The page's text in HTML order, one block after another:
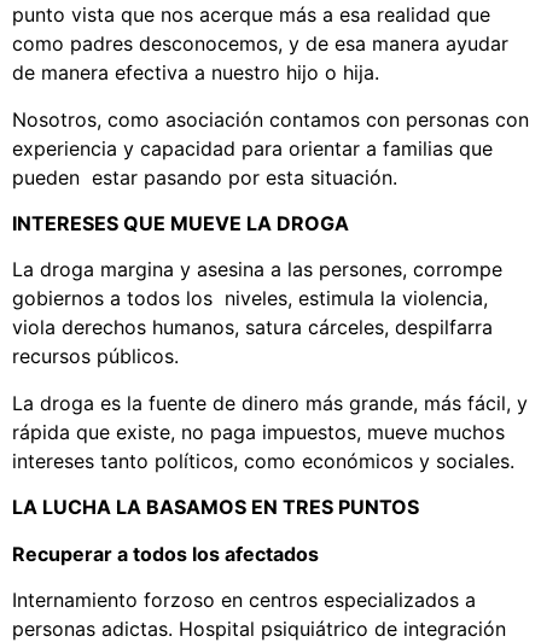
punto vista que nos acerque más a esa realidad que
como padres desconocemos, y de esa manera ayudar
de manera efectiva a nuestro hijo o hija.
Nosotros, como asociación contamos con personas con
experiencia y capacidad para orientar a familias que
pueden estar pasando por esta situación.
INTERESES QUE MUEVE LA DROGA
La droga margina y asesina a las persones, corrompe
gobiernos a todos los niveles, estimula la violencia,
viola derechos humanos, satura cárceles, despilfarra
recursos públicos.
La droga es la fuente de dinero más grande, más fácil, y
rápida que existe, no paga impuestos, mueve muchos
intereses tanto políticos, como económicos y sociales.
LA LUCHA LA BASAMOS EN TRES PUNTOS
Recuperar a todos los afectados
Internamiento forzoso en centros especializados a
personas adictas. Hospital psiquiátrico de integración